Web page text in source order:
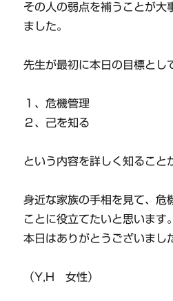
その人の弱点を補うことが大
ました。
先生が最初に本日の目標とし
１、危機管理
２、己を知る
という内容を詳しく知ること
身近な家族の手相を見て、危
ことに役立てたいと思います。
本日はありがとうございまし
（Y,H 女性）